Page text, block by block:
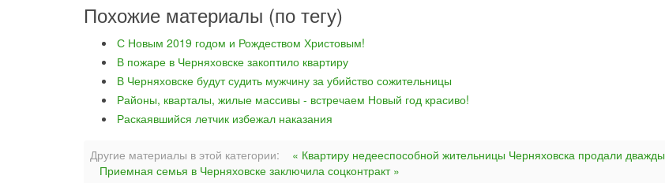
Похожие материалы (по тегу)
С Новым 2019 годом и Рождеством Христовым!
В пожаре в Черняховске закоптило квартиру
В Черняховске будут судить мужчину за убийство сожительницы
Районы, кварталы, жилые массивы - встречаем Новый год красиво!
Раскаявшийся летчик избежал наказания
Другие материалы в этой категории:
« Квартиру недееспособной жительницы Черняховска продали дважды
Приемная семья в Черняховске заключила соцконтракт »